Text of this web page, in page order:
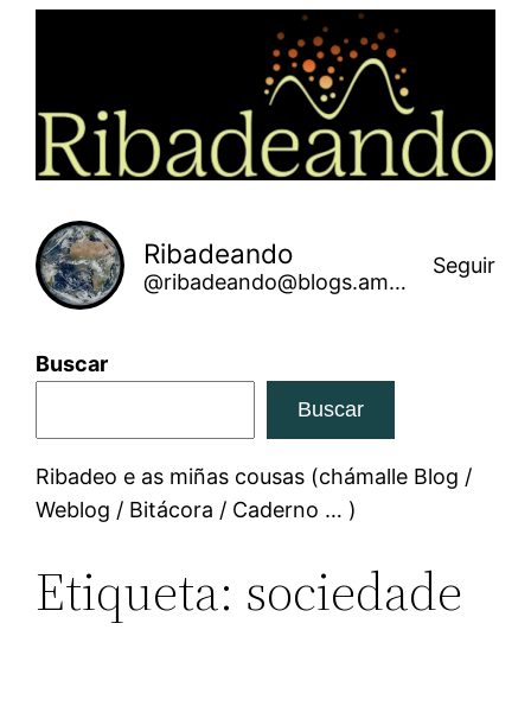
Ribadeando
@ribadeando@blogs.amarinha.gal
Seguir
Buscar
Buscar
Ribadeo e as miñas cousas (chámalle Blog /
Weblog / Bitácora / Caderno … )
Etiqueta: sociedade